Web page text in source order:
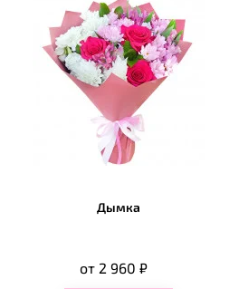
Дымка
от 2 960 ₽